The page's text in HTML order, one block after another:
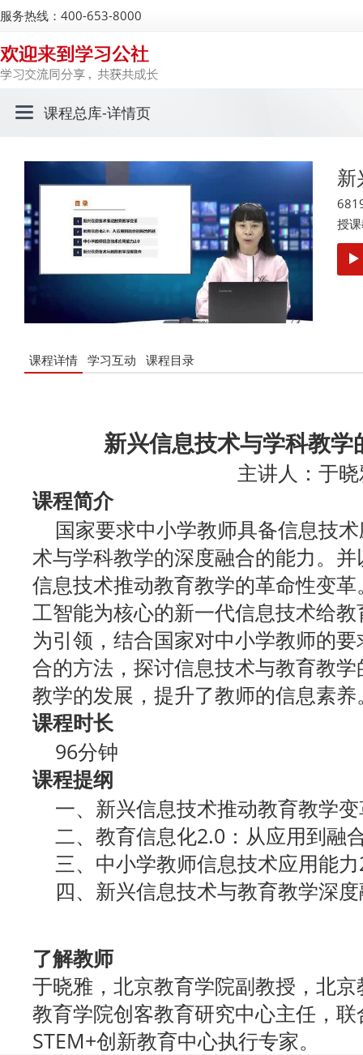
服务热线：400-653-8000
课程总库-详情页
新
授
课程详情 学习互动 课程目录
新兴信息技术与学科教学
主讲人：于
课程简介
国家要求中小学教师具备信息技
术与学科教学的深度融合的能力。
信息技术推动教育教学的革命性变
工智能为核心的新一代信息技术给
为引领，结合国家对中小学教师的
合的方法，探讨信息技术与教育教
教学的发展，提升了教师的信息素养
课程时长
96分钟
课程提纲
一、新兴信息技术推动教育教学
二、教育信息化2.0：从应用到融
三、中小学教师信息技术应用能
四、新兴信息技术与教育教学深
了解教师
于晓雅，北京教育学院副教授，北
教育学院创客教育研究中心主任，联
STEM+创新教育中心执行专家。